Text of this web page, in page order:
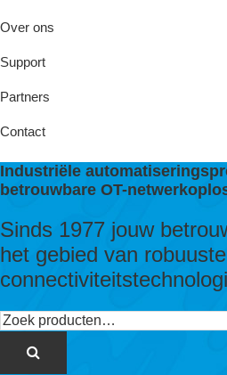
Over ons
Support
Partners
Contact
Industriële
betrouwbare OT-
Sinds 1977 jouw
het gebied van robuuste
Zoeken